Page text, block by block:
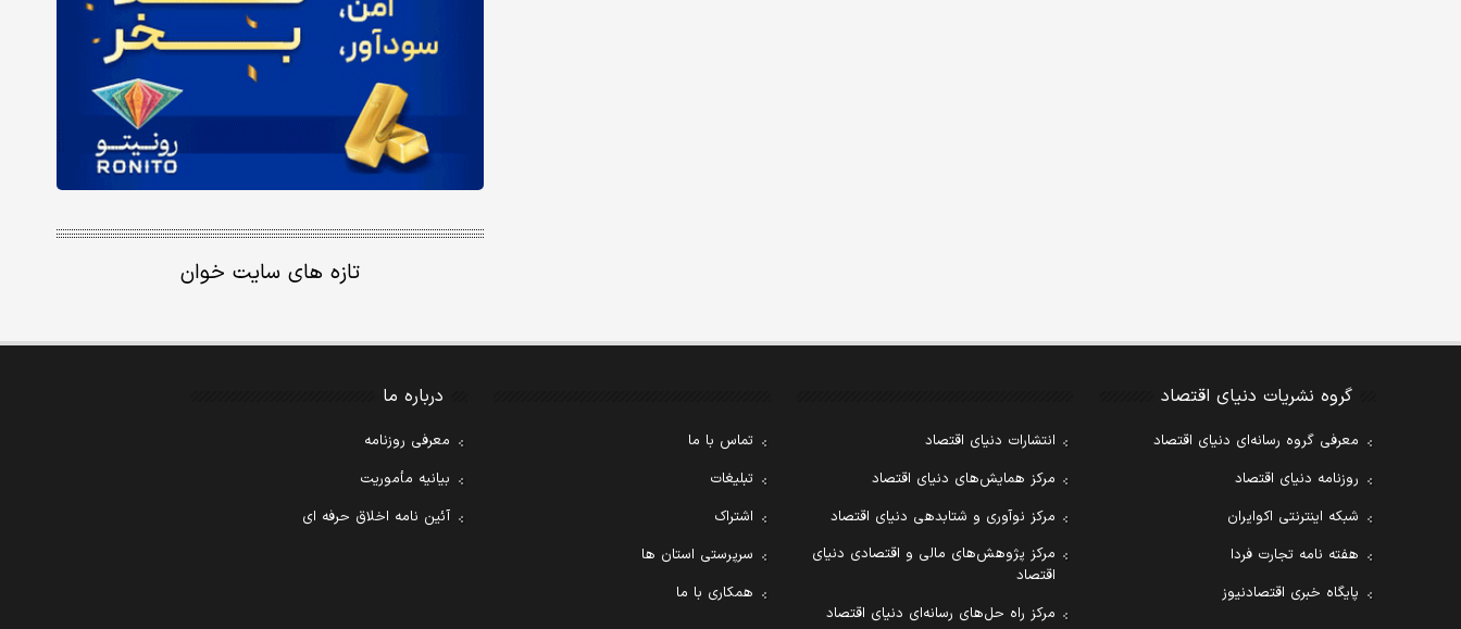
تازه های سایت خوان
گروه نشریات دنیای اقتصاد
معرفی گروه رسانه‌ای دنیای اقتصاد
روزنامه دنیای اقتصاد
شبکه اینترنتی اکوایران
هفته نامه تجارت فردا
پایگاه خبری اقتصادنیوز
انتشارات دنیای اقتصاد
مرکز همایش‌های دنیای اقتصاد
مرکز نوآوری و شتابدهی دنیای اقتصاد
مرکز پژوهش‌های مالی و اقتصادی دنیای
اقتصاد
مرکز راه حل‌های رسانه‌ای دنیای اقتصاد
تماس با ما
تبلیغات
اشتراک
سرپرستی استان ها
همکاری با ما
درباره ما
معرفی روزنامه
بیانیه مأموریت
آئین نامه اخلاق حرفه ای